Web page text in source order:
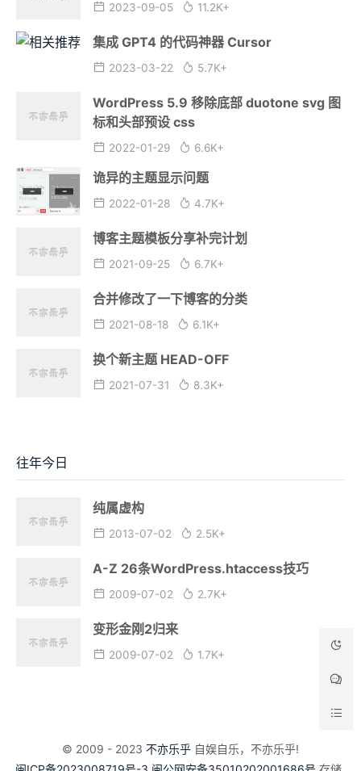
2023-09-05 11.2K+
集成 GPT4 的代码神器 Cursor
2023-03-22 5.7K+
WordPress 5.9 移除底部 duotone svg 图
标和头部预设 css
2022-01-29 6.6K+
诡异的主题显示问题
2022-01-28 4.7K+
博客主题模板分享补完计划
2021-09-25 6.7K+
合并修改了一下博客的分类
2021-08-18 6.1K+
换个新主题 HEAD-OFF
2021-07-31 8.3K+
往年今日
纯属虚构
2013-07-02 2.5K+
A-Z 26条WordPress.htaccess技巧
2009-07-02 2.7K+
变形金刚2归来
2009-07-02 1.7K+
© 2009 - 2023 不亦乐乎 自娱自乐，不亦乐乎!